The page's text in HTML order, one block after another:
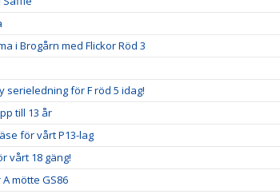
i Brogårn med Flickor Röd 3
serieledning för F röd 5 idag!
till 13 år
för vårt P13-lag
vårt 18 gäng!
mötte GS86